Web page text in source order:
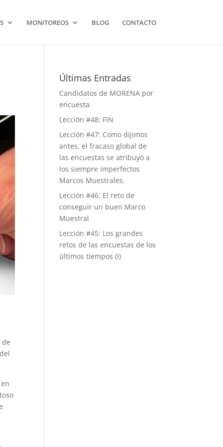
MONITOREOS BLOG CONTACTO
de
Últimas Entradas
Candidatos de MORENA por
encuesta
Lección #48: FIN
Lección #47: Como dijimos
antes, el fracaso global de
las encuestas se atribuyó a
los siempre imperfectos
Marcos Muestrales.
Lección #46: El reto de
conseguir un buen Marco
Muestral
Lección #45: Los grandes
retos de las encuestas de los
últimos tiempos (I)